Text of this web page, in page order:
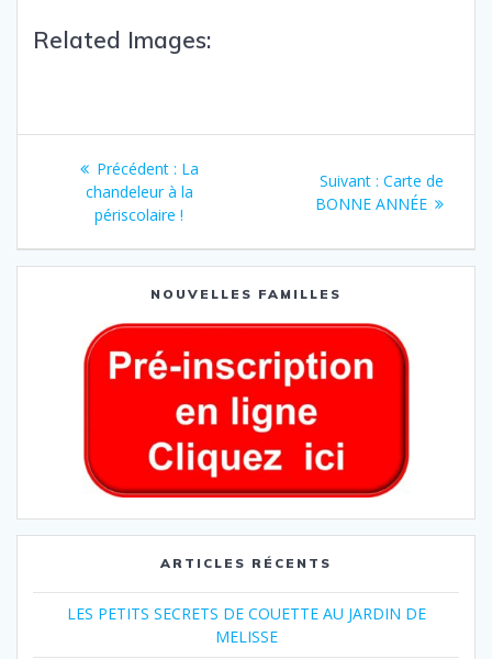
Related Images:
Précédent : La
chandeleur à la
périscolaire !
Suivant : Carte de
BONNE ANNÉE
NOUVELLES FAMILLES
ARTICLES RÉCENTS
LES PETITS SECRETS DE COUETTE AU JARDIN DE
MELISSE